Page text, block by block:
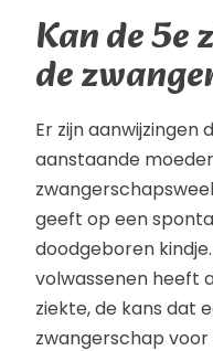
Kan de 5e
de
Er zijn aanwijzingen
aanstaande
geeft op een
doodgeboren
volwassenen heeft
ziekte, de kans dat
zwangerschap